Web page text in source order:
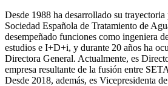
Desde 1988 ha desarrollado su
Sociedad Española de Tratamiento de
desempeñado funciones como ingeniera
estudios e I+D+i, y durante 20 años ha
Directora General. Actualmente, es
empresa resultante de la fusión entre
Desde 2018, además, es Vicepresidenta